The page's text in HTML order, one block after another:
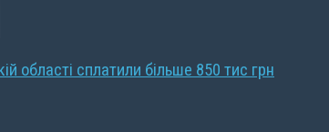
області сплатили більше 850 тис грн